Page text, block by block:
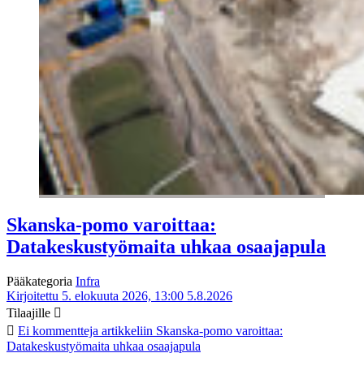
Skanska-pomo varoittaa:
Datakeskustyömaita uhkaa osaajapula
Pääkategoria Infra
Kirjoitettu 5. elokuuta 2026, 13:00 5.8.2026
Tilaajille
Ei kommentteja artikkeliin Skanska-pomo varoittaa:
Datakeskustyömaita uhkaa osaajapula